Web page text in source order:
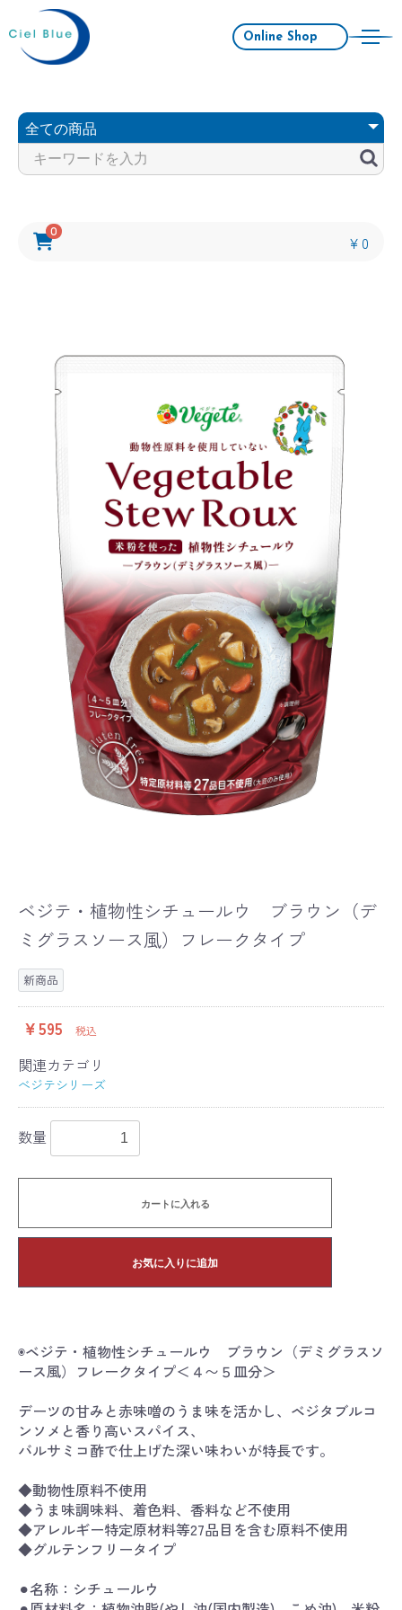
Online Shop
0
￥0
ベジテ・植物性シチュールウ ブラウン（デ
ミグラスソース風）フレークタイプ
新商品
￥595 税込
関連カテゴリ
べジテシリーズ
数量
カートに入れる
お気に入りに追加
◉ベジテ・植物性シチュールウ ブラウン（デミグラスソ
ース風）フレークタイプ＜４〜５皿分＞
デーツの甘みと赤味噌のうま味を活かし、ベジタブルコ
ンソメと香り高いスパイス、
バルサミコ酢で仕上げた深い味わいが特長です。
◆動物性原料不使用
◆うま味調味料、着色料、香料など不使用
◆アレルギー特定原材料等27品目を含む原料不使用
◆グルテンフリータイプ
⚫︎名称：シチュールウ